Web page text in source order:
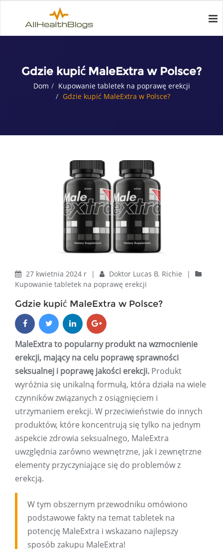
Gdzie kupić MaleExtra w Polsce?
Dom
Kupowanie tabletek na poprawę erekcji
Gdzie kupić MaleExtra w Polsce?
27 kwietnia 2024 r | Doktor Lucas B. Richie
|
Kupowanie tabletek na poprawę erekcji
Gdzie kupić MaleExtra w Polsce?
MaleExtra to popularny produkt na wzmocnienie
erekcji, mający na celu poprawę sprawności
seksualnej i poprawę jakości erekcji. Produkt
wyróżnia się unikalną formułą, która działa na wiele
czynników związanych z osiągnięciem i
utrzymaniem erekcji. W przeciwieństwie do innych
produktów, które koncentrują się tylko na jednym
aspekcie zdrowia seksualnego, MaleExtra
uwzględnia zarówno wewnętrzne, jak i zewnętrzne
elementy przyczyniające się do problemów z
erekcją.
W tym obszernym przewodniku omówiono
podstawowe fakty na temat tabletek na
potencję MaleExtra i wskazano najlepszy
sposób zakupu MaleExtra!